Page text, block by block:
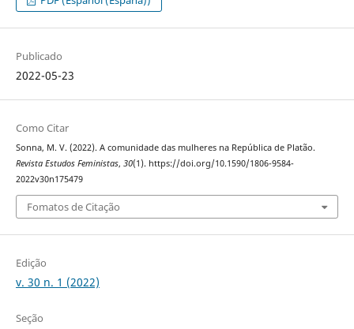
Publicado
2022-05-23
Como Citar
Sonna, M. V. (2022). A comunidade das mulheres na República de Platão.
Revista Estudos Feministas, 30(1). https://doi.org/10.1590/1806-9584-
2022v30n175479
Fomatos de Citação
Edição
v. 30 n. 1 (2022)
Seção